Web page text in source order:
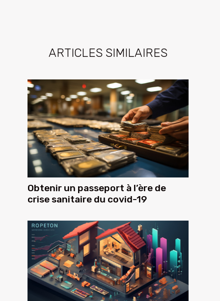
ARTICLES SIMILAIRES
Obtenir un passeport à l’ère de
crise sanitaire du covid-19